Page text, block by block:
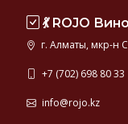
💃 ROJO
г. Алматы, мкр-н
+7 (702) 698 80 33
info@rojo.kz